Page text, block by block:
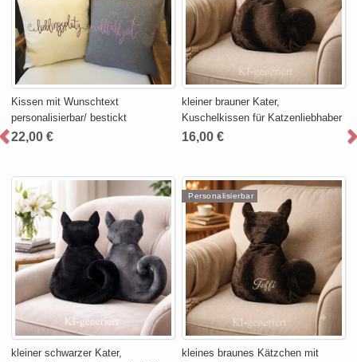
Kissen mit Wunschtext
personalisierbar/ bestickt
22,00 €
kleiner brauner Kater,
Kuschelkissen für Katzenliebhaber
16,00 €
kleiner schwarzer Kater,
Personalisierbar
kleines braunes Kätzchen mit